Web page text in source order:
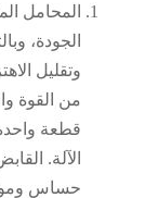
المحامل
الجودة،
وتقليل
من القوة
قطعة
الآلة.
حساس